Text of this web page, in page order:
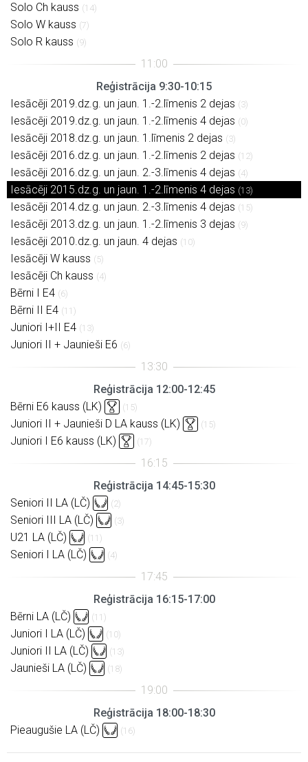
Solo Ch kauss (14)
Solo W kauss (7)
Solo R kauss (9)
Reģistrācija 9:30-10:15
Iesācēji 2019.dz.g. un jaun. 1.-2.līmenis 2 dejas (3)
Iesācēji 2019.dz.g. un jaun. 1.-2.līmenis 4 dejas (0)
Iesācēji 2018.dz.g. un jaun. 1.līmenis 2 dejas (3)
Iesācēji 2016.dz.g. un jaun. 1.-2.līmenis 2 dejas (12)
Iesācēji 2016.dz.g. un jaun. 2.-3.līmenis 4 dejas (4)
Iesācēji 2015.dz.g. un jaun. 1.-2.līmenis 4 dejas (13)
Iesācēji 2014.dz.g. un jaun. 2.-3.līmenis 4 dejas (15)
Iesācēji 2013.dz.g. un jaun. 1.-2.līmenis 3 dejas (9)
Iesācēji 2010.dz.g. un jaun. 4 dejas (10)
Iesācēji W kauss (5)
Iesācēji Ch kauss (4)
Bērni I E4 (6)
Bērni II E4 (11)
Juniori I+II E4 (13)
Juniori II + Jaunieši E6 (6)
Reģistrācija 12:00-12:45
Bērni E6 kauss (LK)
(15)
Juniori II + Jaunieši D LA kauss (LK) (15)
Juniori I E6 kauss (LK) (17)
Reģistrācija 14:45-15:30
Seniori II LA (LČ)
(2)
Seniori III LA (LČ) (3)
U21 LA (LČ) (11)
Seniori I LA (LČ) (4)
Reģistrācija 16:15-17:00
Bērni LA (LČ)
(11)
Juniori I LA (LČ) (10)
Juniori II LA (LČ) (13)
Jaunieši LA (LČ) (18)
Reģistrācija 18:00-18:30
Pieaugušie LA (LČ)
(16)